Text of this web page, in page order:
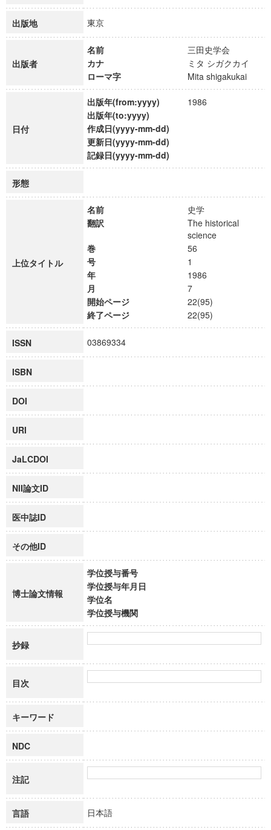
出版地 東京
出版者
名前
三田史学会
カナ
ミタ シガクカイ
ローマ字
Mita shigakukai
日付
出版年(from:yyyy)
1986
出版年(to:yyyy)
作成日(yyyy-mm-dd)
更新日(yyyy-mm-dd)
記録日(yyyy-mm-dd)
形態
上位タイトル
名前
史学
翻訳
The historical
science
巻
56
号
1
年
1986
月
7
開始ページ
22(95)
終了ページ
22(95)
ISSN 03869334
ISBN
DOI
URI
JaLCDOI
NII論文ID
医中誌ID
その他ID
博士論文情報
学位授与番号
学位授与年月日
学位名
学位授与機関
抄録
目次
キーワード
NDC
注記
言語 日本語